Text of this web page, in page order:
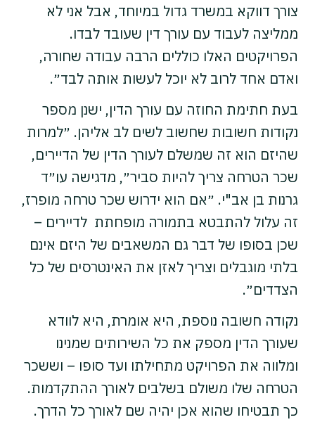
צורך דווקא במשרד גדול במיוחד, אבל אני לא
ממליצה לעבוד עם עורך דין שעובד לבדו.
הפרויקטים האלו כוללים הרבה עבודה שחורה,
ואדם אחד לרוב לא יוכל לעשות אותה לבד״.
בעת חתימת החוזה עם עורך הדין, ישנן מספר
נקודות חשובות שחשוב לשים לב אליהן. ״למרות
שהיזם הוא זה שמשלם לעורך הדין של הדיירים,
שכר הטרחה צריך להיות סביר״, מדגישה עו״ד
גרנות בן אב"י. ״אם הוא ידרוש שכר טרחה מופרז,
זה עלול להתבטא בתמורה מופחתת לדיירים –
שכן בסופו של דבר גם המשאבים של היזם אינם
בלתי מוגבלים וצריך לאזן את האינטרסים של כל
הצדדים״.
נקודה חשובה נוספת, היא אומרת, היא לוודא
שעורך הדין מספק את כל השירותים שמנינו
ומלווה את הפרויקט מתחילתו ועד סופו – וששכר
הטרחה שלו משולם בשלבים לאורך ההתקדמות.
כך תבטיחו שהוא אכן יהיה שם לאורך כל הדרך.